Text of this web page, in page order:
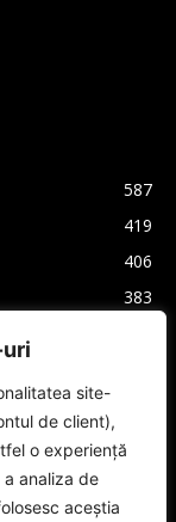
site-
de client),
o experiență
analiza de
aceștia
587
419
406
383
160